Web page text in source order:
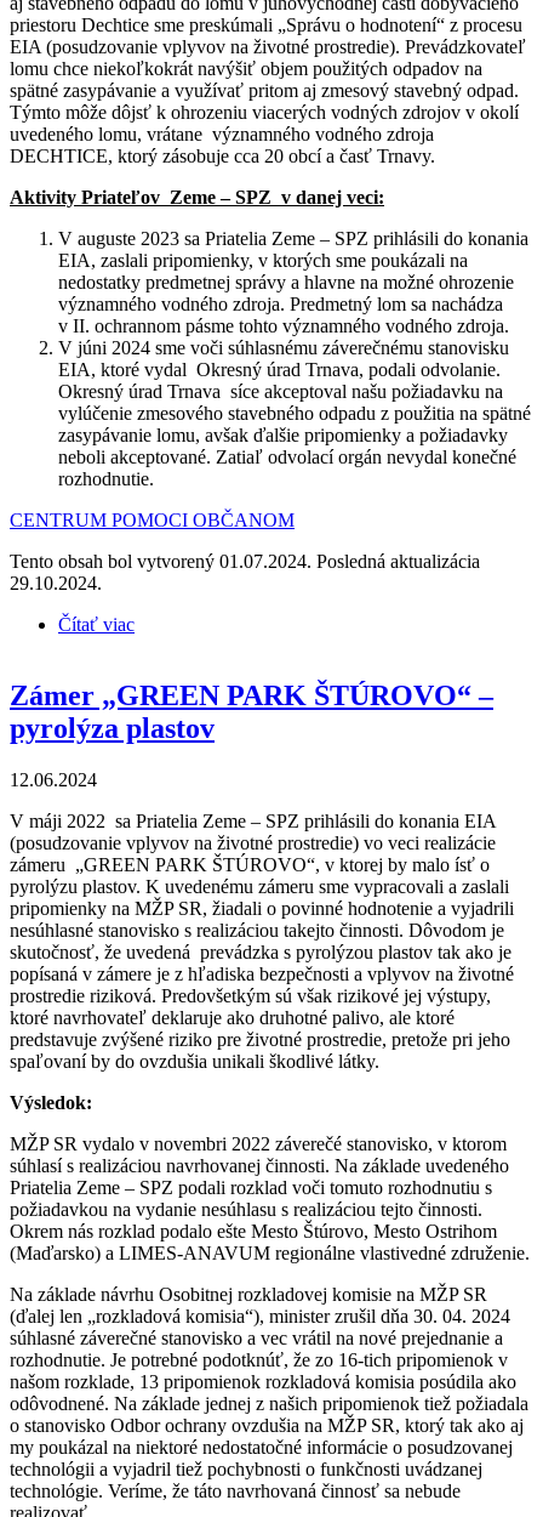
priestoru Dechtice sme preskúmali „Správu o hodnotení“ z procesu
EIA (posudzovanie vplyvov na životné prostredie). Prevádzkovateľ
lomu chce niekoľkokrát navýšiť objem použitých odpadov na
spätné zasypávanie a využívať pritom aj zmesový stavebný odpad.
Týmto môže dôjsť k ohrozeniu viacerých vodných zdrojov v okolí
uvedeného lomu, vrátane významného vodného zdroja
DECHTICE, ktorý zásobuje cca 20 obcí a časť Trnavy.
Aktivity Priateľov Zeme – SPZ v danej veci:
V auguste 2023 sa Priatelia Zeme – SPZ prihlásili do konania
EIA, zaslali pripomienky, v ktorých sme poukázali na
nedostatky predmetnej správy a hlavne na možné ohrozenie
významného vodného zdroja. Predmetný lom sa nachádza
v II. ochrannom pásme tohto významného vodného zdroja.
V júni 2024 sme voči súhlasnému záverečnému stanovisku
EIA, ktoré vydal Okresný úrad Trnava, podali odvolanie.
Okresný úrad Trnava síce akceptoval našu požiadavku na
vylúčenie zmesového stavebného odpadu z použitia na spätné
zasypávanie lomu, avšak ďalšie pripomienky a požiadavky
neboli akceptované. Zatiaľ odvolací orgán nevydal konečné
rozhodnutie.
CENTRUM POMOCI OBČANOM
Tento obsah bol vytvorený 01.07.2024. Posledná aktualizácia
29.10.2024.
Čítať viac
Zámer „GREEN PARK ŠTÚROVO“ –
pyrolýza plastov
12.06.2024
V máji 2022 sa Priatelia Zeme – SPZ prihlásili do konania EIA
(posudzovanie vplyvov na životné prostredie) vo veci realizácie
zámeru „GREEN PARK ŠTÚROVO“, v ktorej by malo ísť o
pyrolýzu plastov. K uvedenému zámeru sme vypracovali a zaslali
pripomienky na MŽP SR, žiadali o povinné hodnotenie a vyjadrili
nesúhlasné stanovisko s realizáciou takejto činnosti. Dôvodom je
skutočnosť, že uvedená prevádzka s pyrolýzou plastov tak ako je
popísaná v zámere je z hľadiska bezpečnosti a vplyvov na životné
prostredie riziková. Predovšetkým sú však rizikové jej výstupy,
ktoré navrhovateľ deklaruje ako druhotné palivo, ale ktoré
predstavuje zvýšené riziko pre životné prostredie, pretože pri jeho
spaľovaní by do ovzdušia unikali škodlivé látky.
Výsledok:
MŽP SR vydalo v novembri 2022 záverečé stanovisko, v ktorom
súhlasí s realizáciou navrhovanej činnosti. Na základe uvedeného
Priatelia Zeme – SPZ podali rozklad voči tomuto rozhodnutiu s
požiadavkou na vydanie nesúhlasu s realizáciou tejto činnosti.
Okrem nás rozklad podalo ešte Mesto Štúrovo, Mesto Ostrihom
(Maďarsko) a LIMES-ANAVUM regionálne vlastivedné združenie.
Na základe návrhu Osobitnej rozkladovej komisie na MŽP SR
(ďalej len „rozkladová komisia“), minister zrušil dňa 30. 04. 2024
súhlasné záverečné stanovisko a vec vrátil na nové prejednanie a
rozhodnutie. Je potrebné podotknúť, že zo 16-tich pripomienok v
našom rozklade, 13 pripomienok rozkladová komisia posúdila ako
odôvodnené. Na základe jednej z našich pripomienok tiež požiadala
o stanovisko Odbor ochrany ovzdušia na MŽP SR, ktorý tak ako aj
my poukázal na niektoré nedostatočné informácie o posudzovanej
technológii a vyjadril tiež pochybnosti o funkčnosti uvádzanej
technológie. Veríme, že táto navrhovaná činnosť sa nebude